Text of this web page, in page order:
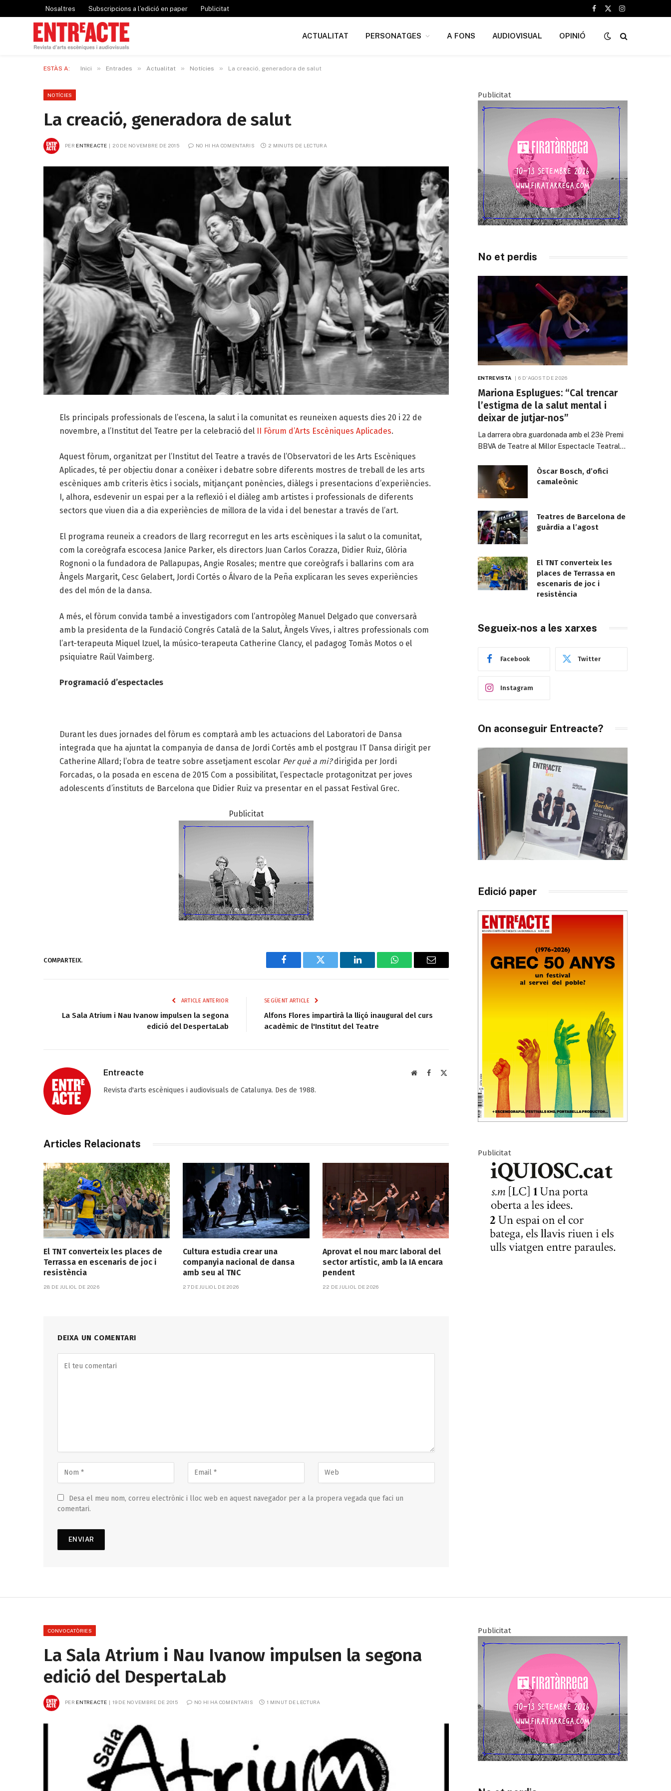
Nosaltres Subscripcions a l’edició en paper Publicitat
Facebook
X
Instagram
ACTUALITAT PERSONATGES A FONS AUDIOVISUAL OPINIÓ
ESTÀS A: Inici » Entrades » Actualitat » Notícies » La creació, generadora de salut
NOTÍCIES
La creació, generadora de salut
PER ENTREACTE 20 DE NOVEMBRE DE 2015 NO HI HA COMENTARIS 2 MINUTS DE LECTURA
Els principals professionals de l’escena, la salut i la comunitat es reuneixen aquests dies 20 i 22 de
novembre, a l’Institut del Teatre per la celebració del II Fòrum d’Arts Escèniques Aplicades.
Aquest fòrum, organitzat per l’Institut del Teatre a través de l’Observatori de les Arts Escèniques
Aplicades, té per objectiu donar a conèixer i debatre sobre diferents mostres de treball de les arts
escèniques amb criteris ètics i socials, mitjançant ponències, diàlegs i presentacions d’experiències.
I, alhora, esdevenir un espai per a la reflexió i el diàleg amb artistes i professionals de diferents
sectors que viuen dia a dia experiències de millora de la vida i del benestar a través de l’art.
El programa reuneix a creadors de llarg recorregut en les arts escèniques i la salut o la comunitat,
com la coreògrafa escocesa Janice Parker, els directors Juan Carlos Corazza, Didier Ruiz, Glòria
Rognoni o la fundadora de Pallapupas, Angie Rosales; mentre que coreògrafs i ballarins com ara
Àngels Margarit, Cesc Gelabert, Jordi Cortés o Álvaro de la Peña explicaran les seves experiències
des del món de la dansa.
A més, el fòrum convida també a investigadors com l’antropòleg Manuel Delgado que conversarà
amb la presidenta de la Fundació Congrés Català de la Salut, Àngels Vives, i altres professionals com
l’art-terapeuta Miquel Izuel, la músico-terapeuta Catherine Clancy, el padagog Tomàs Motos o el
psiquiatre Raül Vaimberg.
Programació d’espectacles
Durant les dues jornades del fòrum es comptarà amb les actuacions del Laboratori de Dansa
integrada que ha ajuntat la companyia de dansa de Jordi Cortés amb el postgrau IT Dansa dirigit per
Catherine Allard; l’obra de teatre sobre assetjament escolar Per què a mi?dirigida per Jordi
Forcadas, o la posada en escena de 2015 Com a possibilitat, l’espectacle protagonitzat per joves
adolescents d’instituts de Barcelona que Didier Ruiz va presentar en el passat Festival Grec.
Publicitat
COMPARTEIX.
Facebook Twitter LinkedIn WhatsAppEmail
ARTICLE ANTERIOR
La Sala Atrium i Nau Ivanow impulsen la segona
edició del DespertaLab
SEGÜENT ARTICLE
Alfons Flores impartirà la lliçó inaugural del curs
acadèmic de l'Institut del Teatre
Entreacte Web Facebook
Revista d'arts escèniques i audiovisuals de Catalunya. Des de 1988.
Articles Relacionats
El TNT converteix les places de
Terrassa en escenaris de joc i
resistència
28 DE JULIOL DE 2026
Cultura estudia crear una
companyia nacional de dansa
amb seu al TNC
27 DE JULIOL DE 2026
Aprovat el nou marc laboral del
sector artístic, amb la IA encara
pendent
22 DE JULIOL DE 2026
DEIXA UN COMENTARI
Desa el meu nom, correu electrònic i lloc web en aquest navegador per a la propera vegada que faci un
comentari.
Publicitat
No et perdis
ENTREVISTA 6 D'AGOST DE 2026
Mariona Esplugues: “Cal trencar
l’estigma de la salut mental i
deixar de jutjar-nos”
La darrera obra guardonada amb el 23è Premi
BBVA de Teatre al Millor Espectacle Teatral…
Òscar Bosch, d’ofici
camaleònic
Teatres de Barcelona de
guàrdia a l’agost
El TNT converteix les
places de Terrassa en
escenaris de joc i
resistència
Segueix-nos a les xarxes
Facebook Twitter
Instagram
On aconseguir Entreacte?
Edició paper
Publicitat
CONVOCATÒRIES
La Sala Atrium i Nau Ivanow impulsen la segona
edició del DespertaLab
PER ENTREACTE 19 DE NOVEMBRE DE 2015 NO HI HA COMENTARIS 1 MINUT DE LECTURA
Publicitat